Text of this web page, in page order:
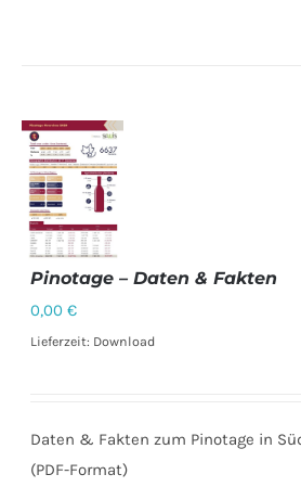
DETAILS
Pinotage – Daten & Fakten
0,00€
Lieferzeit: Download
Daten & Fakten zum Pinotage in
(PDF-Format)